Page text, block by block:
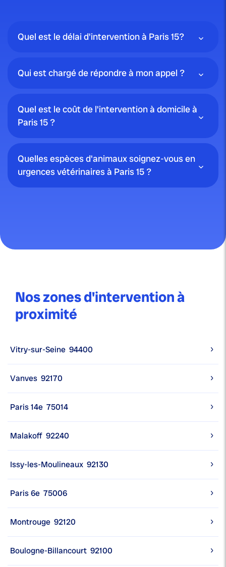
Quel est le délai d'intervention à Paris 15?
Qui est chargé de répondre à mon appel ?
Quel est le coût de l'intervention à domicile à
Paris 15 ?
Quelles espèces d'animaux soignez-vous en
urgences vétérinaires à Paris 15 ?
Nos zones d'intervention à
proximité
Vitry-sur-Seine 94400
Vanves 92170
Paris 14e 75014
Malakoff 92240
Issy-les-Moulineaux 92130
Paris 6e 75006
Montrouge 92120
Boulogne-Billancourt 92100